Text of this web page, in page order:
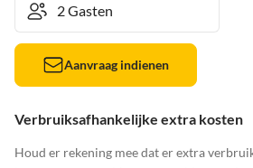
Aanvraag indienen
Verbruiksafhankelijke extra kosten
Houd er rekening mee dat er extra